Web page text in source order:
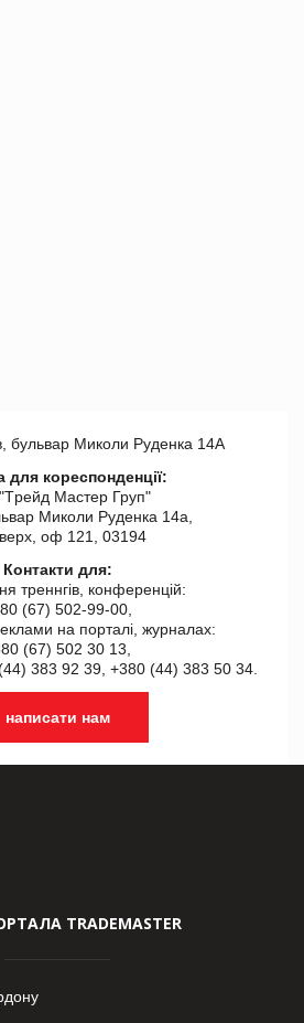
бульвар Миколи Руденка 14А
для кореспонденції:
Мастер Груп"
Миколи Руденка 14а,
оф 121, 03194
Контакти для:
треннгів, конференцій:
(67) 502-99-00,
на порталі, журналах:
(67) 502 30 13,
383 92 39, +380 (44) 383 50 34.
написати нам
TRADEMASTER